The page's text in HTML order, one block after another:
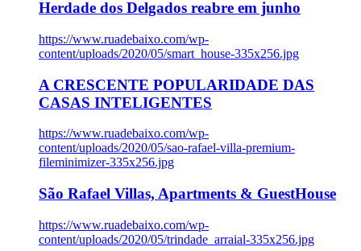
Herdade dos Delgados reabre em junho
https://www.ruadebaixo.com/wp-
content/uploads/2020/05/smart_house-335x256.jpg
A CRESCENTE POPULARIDADE DAS
CASAS INTELIGENTES
https://www.ruadebaixo.com/wp-
content/uploads/2020/05/sao-rafael-villa-premium-
fileminimizer-335x256.jpg
São Rafael Villas, Apartments & GuestHouse
https://www.ruadebaixo.com/wp-
content/uploads/2020/05/trindade_arraial-335x256.jpg